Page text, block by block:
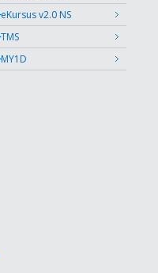
eKursus v2.0 NS
TMS
MY1D